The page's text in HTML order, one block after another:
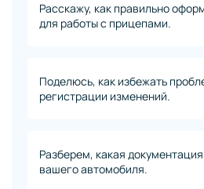
Расскажу, как правильно
для работы с прицепами.
Поделюсь, как избежать
регистрации изменений.
Разберем, какая
вашего автомобиля.